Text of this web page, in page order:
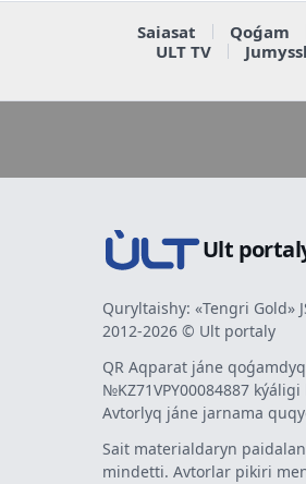
Saiasat Qoǵam
ULT TV
Ult
Quryltaishy: «Tengri Gold»
2012-2026 © Ult portaly
QR Aqparat jáne
№KZ71VPY00084887
Avtorlyq jáne jarnama
Sait materialdaryn
mindetti. Avtorlar pikiri